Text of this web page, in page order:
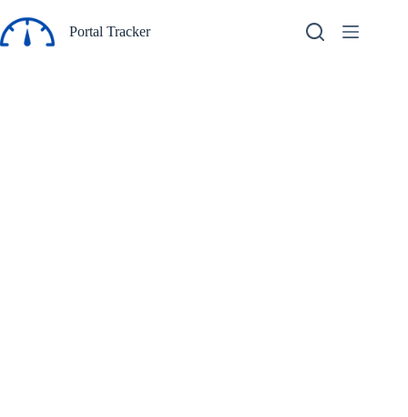
para
o
Portal Tracker